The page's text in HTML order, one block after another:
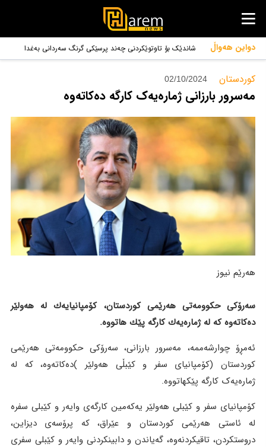
دواین هەواڵ
شاندێک بۆ تاوتوێکردنی چەند پرسێکی گرنگ سەردانی بەغدا
دەکات
کوردستان‌ 02/10/2024
مەسرور بارزانی ژمارەیەک کارگە دەکاتەوە
هەرێم نیوز
سەرۆكی حكوومەتی هەرێمی كوردستان، كۆمپانیایەك لە هەولێر
دەكاتەوە كە لە ژمارەیەك كارگە پێك هاتووە.
ئەمڕۆ چوارشەممە، مەسرور بارزانی، سەرۆکی حکوومەتی هەرێمی
کوردستان (کۆمپانیای سفر و کێبڵی هەولێر )دەکاتەوە، کە لە
ژمارەیەک کارگە پێکهاتووە.
کۆمپانیای سفر و کێبلی هەولێر یەکەمین کارگەی وایەر و کێبلی سفرە
لە ئاستی هەرێمی کوردستان و عێراق، کە پرۆسەی دیزاین،
دروستکردن، تاقیکردنەوە، گەیاندن و دابینکردنی وایەر و کێبلی سفری